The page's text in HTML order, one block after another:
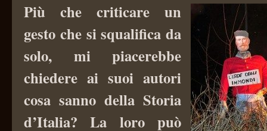
Più che criticare un
gesto che si squalifica da
solo, mi piacerebbe
chiedere ai suoi autori
cosa sanno della Storia
d’Italia? La loro può